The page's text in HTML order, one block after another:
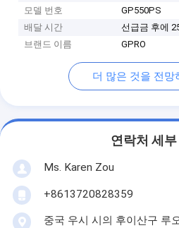
모델 번호
GP550PS
배달 시간
선급금 후에
브랜드 이름
GPRO
더 많은 것을 전망
연락처 세
Ms. Karen Zou
+8613720828359
중국 우시 시의 후이산구 루